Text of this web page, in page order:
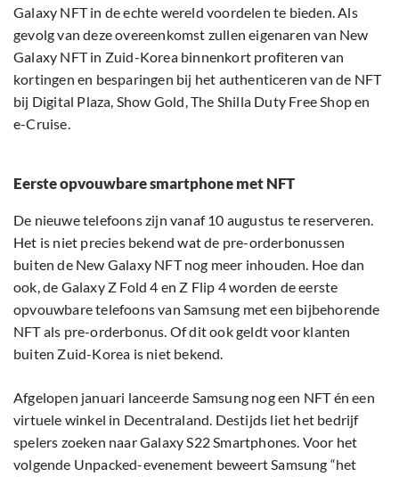
Galaxy NFT in de echte wereld voordelen te bieden. Als
gevolg van deze overeenkomst zullen eigenaren van New
Galaxy NFT in Zuid-Korea binnenkort profiteren van
kortingen en besparingen bij het authenticeren van de NFT
bij Digital Plaza, Show Gold, The Shilla Duty Free Shop en
e-Cruise.
Eerste opvouwbare smartphone met NFT
De nieuwe telefoons zijn vanaf 10 augustus te reserveren.
Het is niet precies bekend wat de pre-orderbonussen
buiten de New Galaxy NFT nog meer inhouden. Hoe dan
ook, de Galaxy Z Fold 4 en Z Flip 4 worden de eerste
opvouwbare telefoons van Samsung met een bijbehorende
NFT als pre-orderbonus. Of dit ook geldt voor klanten
buiten Zuid-Korea is niet bekend.
Afgelopen januari lanceerde Samsung nog een NFT én een
virtuele winkel in Decentraland. Destijds liet het bedrijf
spelers zoeken naar Galaxy S22 Smartphones. Voor het
volgende Unpacked-evenement beweert Samsung “het